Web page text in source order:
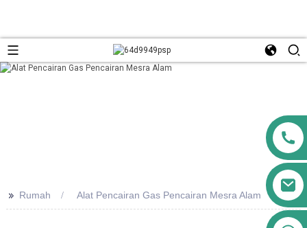
>> Rumah Alat Pencairan Gas Pencairan Mesra Alam